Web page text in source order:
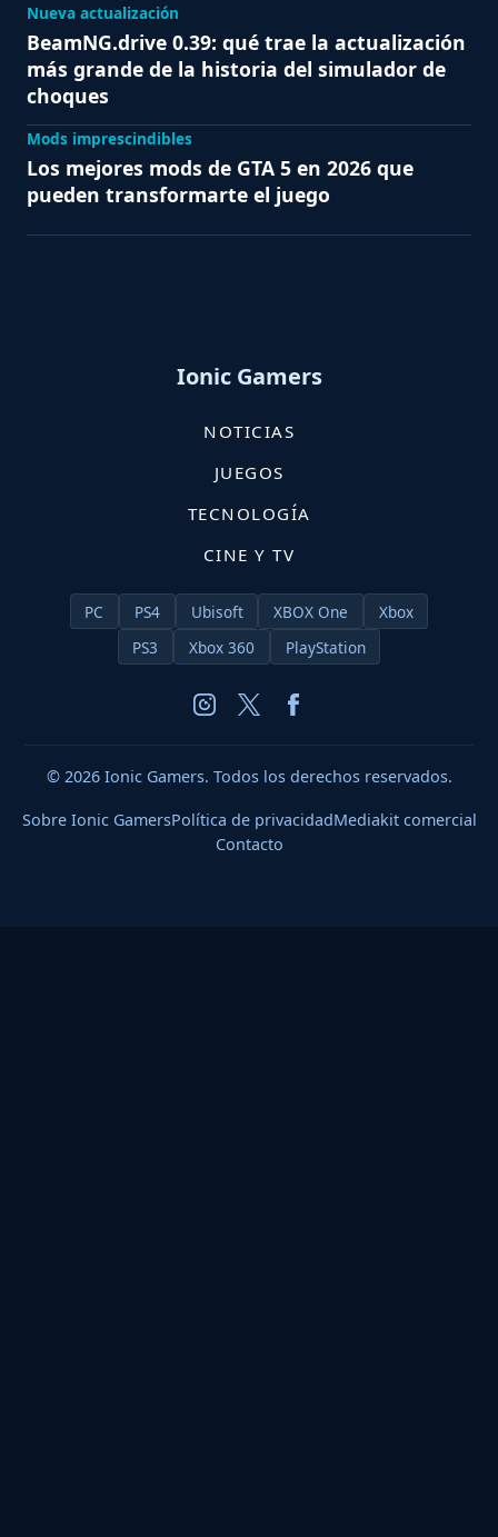
Nueva actualización
BeamNG.drive 0.39: qué trae la actualización
más grande de la historia del simulador de
choques
Mods imprescindibles
Los mejores mods de GTA 5 en 2026 que
pueden transformarte el juego
Ionic Gamers
NOTICIAS
JUEGOS
TECNOLOGÍA
CINE Y TV
PC PS4 Ubisoft XBOX One
Xbox
PS3
Xbox 360 PlayStation
© 2026 Ionic Gamers. Todos los derechos reservados.
Sobre Ionic GamersPolítica de privacidadMediakit comercial
Contacto